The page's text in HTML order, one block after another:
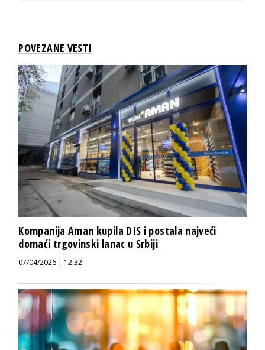
POVEZANE VESTI
Kompanija Aman kupila DIS i postala najveći
domaći trgovinski lanac u Srbiji
07/04/2026 | 12:32